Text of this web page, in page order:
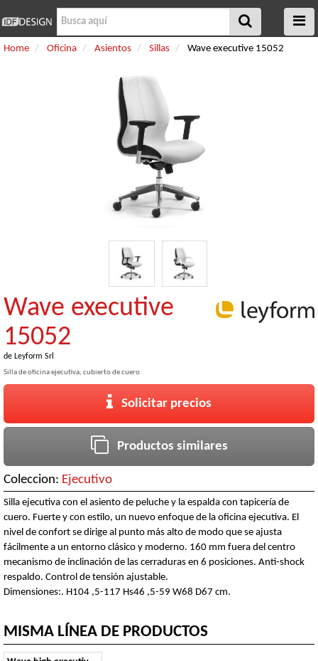
Home Oficina Asientos Sillas Wave executive 15052
Wave executive
15052
de Leyform Srl
Silla de oficina ejecutiva, cubierto de cuero
Solicitar precios
Productos similares
Coleccion: Ejecutivo
Silla ejecutiva con el asiento de peluche y la espalda con tapicería de
cuero. Fuerte y con estilo, un nuevo enfoque de la oficina ejecutiva. El
nivel de confort se dirige al punto más alto de modo que se ajusta
fácilmente a un entorno clásico y moderno. 160 mm fuera del centro
mecanismo de inclinación de las cerraduras en 6 posiciones. Anti-shock
respaldo. Control de tensión ajustable.
Dimensiones:. H104 ,5-117 Hs46 ,5-59 W68 D67 cm.
MISMA LÍNEA DE PRODUCTOS